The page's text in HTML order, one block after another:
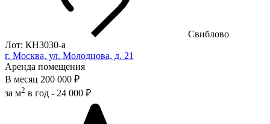
Свиблово
Лот: КН3030-a
г. Москва, ул. Молодцова, д. 21
Аренда помещения
В месяц 200 000 ₽
за м2 в год - 24 000 ₽